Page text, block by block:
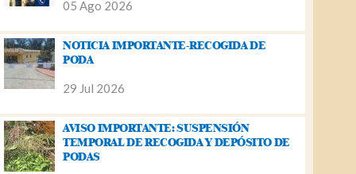
05 Ago 2026
NOTICIA IMPORTANTE-RECOGIDA DE
PODA
29 Jul 2026
AVISO IMPORTANTE: SUSPENSIÓN
TEMPORAL DE RECOGIDA Y DEPÓSITO DE
PODAS